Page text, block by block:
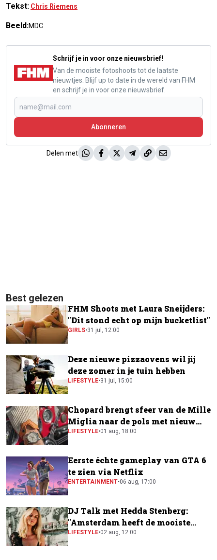
Tekst: Chris Riemens
Beeld:MDC
Schrijf je in voor onze nieuwsbrief!
Van de mooiste fotoshoots tot de laatste
nieuwtjes. Blijf up to date in de wereld van FHM
en schrijf je in voor onze nieuwsbrief.
Abonneren
Delen met
Best gelezen
FHM Shoots met Laura Sneijders:
"Dit stond echt op mijn bucketlist"
GIRLS•31 jul, 12:00
Deze nieuwe pizzaovens wil jij
deze zomer in je tuin hebben
LIFESTYLE•31 jul, 15:00
Chopard brengt sfeer van de Mille
Miglia naar de pols met nieuw
horloge
LIFESTYLE•01 aug, 18:00
Eerste échte gameplay van GTA 6
te zien via Netflix
ENTERTAINMENT•06 aug, 17:00
DJ Talk met Hedda Stenberg:
"Amsterdam heeft de mooiste
festivalscene van Europa"
LIFESTYLE•02 aug, 12:00